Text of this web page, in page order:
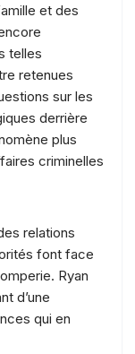
et des
telles
retenues
sur les
derrière
plus
criminelles
relations
font face
Ryan
d’une
qui en